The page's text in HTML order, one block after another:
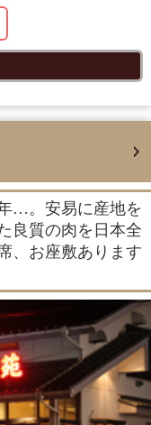
…。安易に産地を
良質の肉を日本全
、お座敷あります